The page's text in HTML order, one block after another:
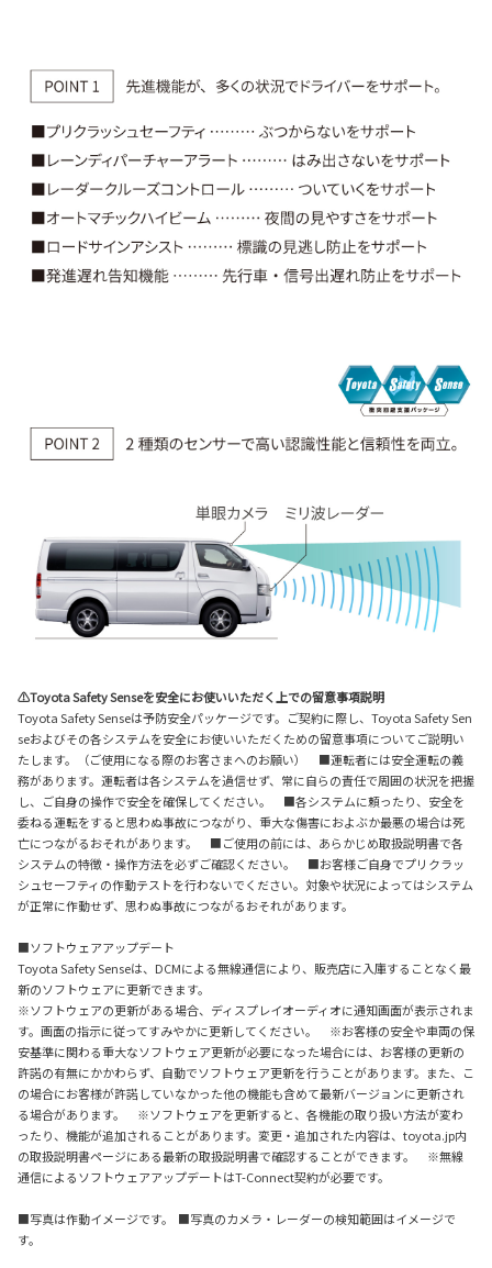
⚠Toyota Safety Senseを安全にお使いいただく上での留意事項説明
Toyota Safety Senseは予防安全パッケージです。ご契約に際し、Toyota Safety Sen
seおよびその各システムを安全にお使いいただくための留意事項についてご説明い
たします。（ご使用になる際のお客さまへのお願い） ■運転者には安全運転の義
務があります。運転者は各システムを過信せず、常に自らの責任で周囲の状況を把握
し、ご自身の操作で安全を確保してください。 ■各システムに頼ったり、安全を
委ねる運転をすると思わぬ事故につながり、重大な傷害におよぶか最悪の場合は死
亡につながるおそれがあります。 ■ご使用の前には、あらかじめ取扱説明書で各
システムの特徴・操作方法を必ずご確認ください。 ■お客様ご自身でプリクラッ
シュセーフティの作動テストを行わないでください。対象や状況によってはシステム
が正常に作動せず、思わぬ事故につながるおそれがあります。
■ソフトウェアアップデート
Toyota Safety Senseは、DCMによる無線通信により、販売店に入庫することなく最
新のソフトウェアに更新できます。
※ソフトウェアの更新がある場合、ディスプレイオーディオに通知画面が表示されま
す。画面の指示に従ってすみやかに更新してください。 ※お客様の安全や車両の保
安基準に関わる重大なソフトウェア更新が必要になった場合には、お客様の更新の
許諾の有無にかかわらず、自動でソフトウェア更新を行うことがあります。また、こ
の場合にお客様が許諾していなかった他の機能も含めて最新バージョンに更新され
る場合があります。 ※ソフトウェアを更新すると、各機能の取り扱い方法が変わ
ったり、機能が追加されることがあります。変更・追加された内容は、toyota.jp内
の取扱説明書ページにある最新の取扱説明書で確認することができます。 ※無線
通信によるソフトウェアアップデートはT-Connect契約が必要です。
■写真は作動イメージです。 ■写真のカメラ・レーダーの検知範囲はイメージで
す。